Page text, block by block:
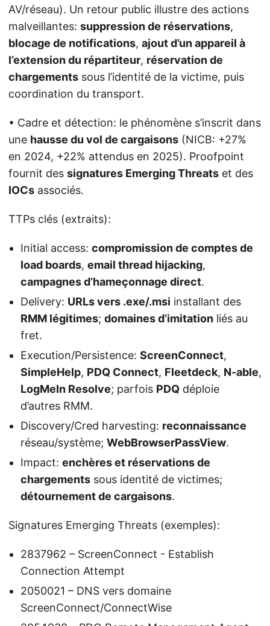
AV/réseau). Un retour public illustre des actions
malveillantes: suppression de réservations,
blocage de notifications, ajout d’un appareil à
l’extension du répartiteur, réservation de
chargements sous l’identité de la victime, puis
coordination du transport.
• Cadre et détection: le phénomène s’inscrit dans
une hausse du vol de cargaisons (NICB: +27%
en 2024, +22% attendus en 2025). Proofpoint
fournit des signatures Emerging Threats et des
IOCs associés.
TTPs clés (extraits):
Initial access: compromission de comptes de
load boards, email thread hijacking,
campagnes d’hameçonnage direct.
Delivery: URLs vers .exe/.msi installant des
RMM légitimes; domaines d’imitation liés au
fret.
Execution/Persistence: ScreenConnect,
SimpleHelp, PDQ Connect, Fleetdeck, N‑able,
LogMeIn Resolve; parfois PDQ déploie
d’autres RMM.
Discovery/Cred harvesting: reconnaissance
réseau/système; WebBrowserPassView.
Impact: enchères et réservations de
chargements sous identité de victimes;
détournement de cargaisons.
Signatures Emerging Threats (exemples):
2837962 – ScreenConnect - Establish
Connection Attempt
2050021 – DNS vers domaine
ScreenConnect/ConnectWise